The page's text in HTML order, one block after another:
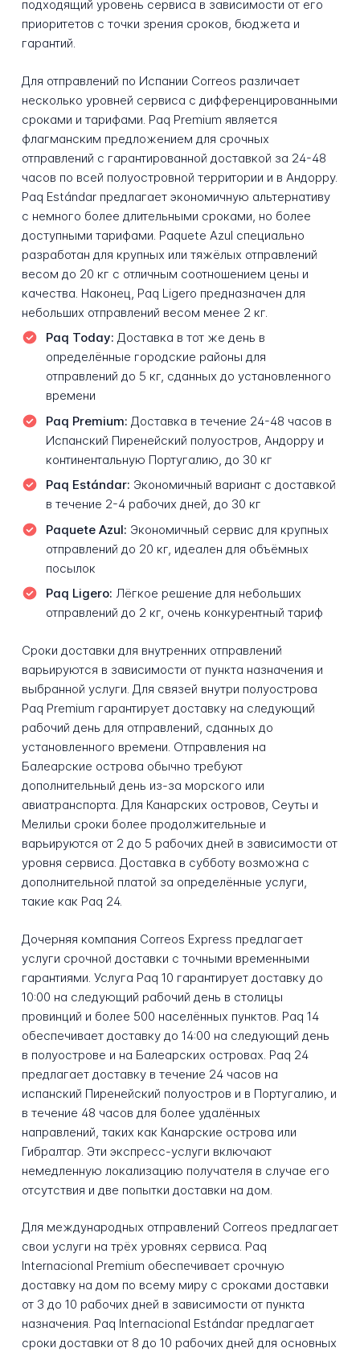
подходящий уровень сервиса в зависимости от его
приоритетов с точки зрения сроков, бюджета и
гарантий.
Для отправлений по Испании Correos различает
несколько уровней сервиса с дифференцированными
сроками и тарифами. Paq Premium является
флагманским предложением для срочных
отправлений с гарантированной доставкой за 24-48
часов по всей полуостровной территории и в Андорру.
Paq Estándar предлагает экономичную альтернативу
с немного более длительными сроками, но более
доступными тарифами. Paquete Azul специально
разработан для крупных или тяжёлых отправлений
весом до 20 кг с отличным соотношением цены и
качества. Наконец, Paq Ligero предназначен для
небольших отправлений весом менее 2 кг.
Paq Today: Доставка в тот же день в
определённые городские районы для
отправлений до 5 кг, сданных до установленного
времени
Paq Premium: Доставка в течение 24-48 часов в
Испанский Пиренейский полуостров, Андорру и
континентальную Португалию, до 30 кг
Paq Estándar: Экономичный вариант с доставкой
в течение 2-4 рабочих дней, до 30 кг
Paquete Azul: Экономичный сервис для крупных
отправлений до 20 кг, идеален для объёмных
посылок
Paq Ligero: Лёгкое решение для небольших
отправлений до 2 кг, очень конкурентный тариф
Сроки доставки для внутренних отправлений
варьируются в зависимости от пункта назначения и
выбранной услуги. Для связей внутри полуострова
Paq Premium гарантирует доставку на следующий
рабочий день для отправлений, сданных до
установленного времени. Отправления на
Балеарские острова обычно требуют
дополнительный день из-за морского или
авиатранспорта. Для Канарских островов, Сеуты и
Мелильи сроки более продолжительные и
варьируются от 2 до 5 рабочих дней в зависимости от
уровня сервиса. Доставка в субботу возможна с
дополнительной платой за определённые услуги,
такие как Paq 24.
Дочерняя компания Correos Express предлагает
услуги срочной доставки с точными временными
гарантиями. Услуга Paq 10 гарантирует доставку до
10:00 на следующий рабочий день в столицы
провинций и более 500 населённых пунктов. Paq 14
обеспечивает доставку до 14:00 на следующий день
в полуострове и на Балеарских островах. Paq 24
предлагает доставку в течение 24 часов на
испанский Пиренейский полуостров и в Португалию, и
в течение 48 часов для более удалённых
направлений, таких как Канарские острова или
Гибралтар. Эти экспресс-услуги включают
немедленную локализацию получателя в случае его
отсутствия и две попытки доставки на дом.
Для международных отправлений Correos предлагает
свои услуги на трёх уровнях сервиса. Paq
Internacional Premium обеспечивает срочную
доставку на дом по всему миру с сроками доставки
от 3 до 10 рабочих дней в зависимости от пункта
назначения. Paq Internacional Estándar предлагает
сроки доставки от 8 до 10 рабочих дней для основных